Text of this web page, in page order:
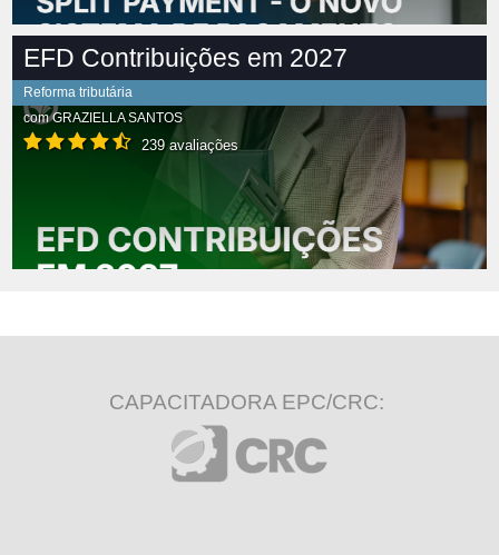
EFD Contribuições em 2027
Reforma tributária
comGRAZIELLA SANTOS
239 avaliações
CAPACITADORA EPC/CRC: